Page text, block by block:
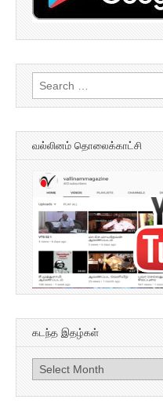
Search
for:
வல்லினம் தொலைக்காட்சி
கடந்த இதழ்கள்
கடந்த
இதழ்கள்